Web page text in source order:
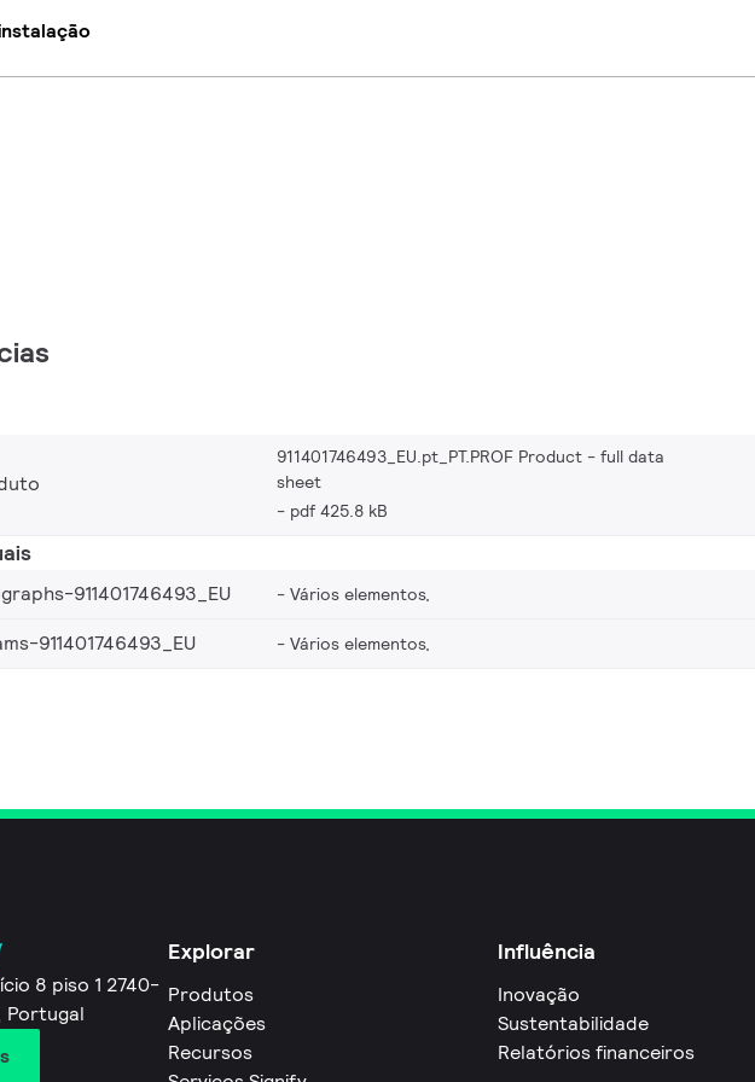
911401746493_EU.pt_PT.PROF Product - full data
sheet
pdf 425.8 kB
911401746493_EU Vários elementos,
911401746493_EU Vários elementos,
8 piso 1 2740-
Portugal
Explorar
Produtos
Aplicações
Recursos
Influência
Inovação
Sustentabilidade
Relatórios financeiros